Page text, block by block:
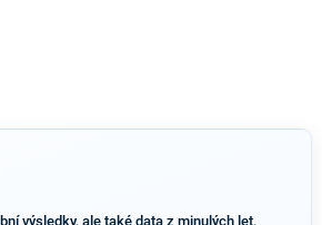
výsledky, ale také data z minulých let,